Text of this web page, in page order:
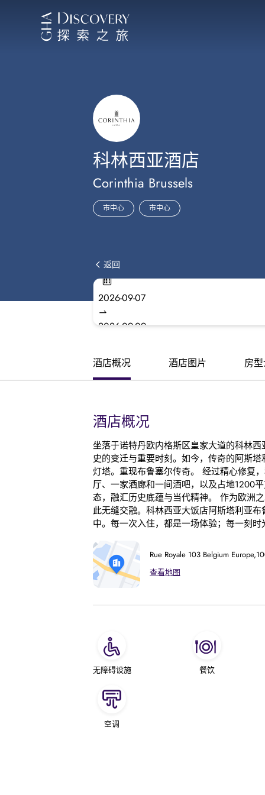
科林西亚酒店
Corinthia Brussels
市中心 市中心
返回
酒店概况 酒店图片 房
酒店概况
坐落于诺特丹欧内格斯区皇家大道的科林
史的变迁与重要时刻。如今，传奇的阿斯
灯塔。重现布鲁塞尔传奇。 经过精心修复
厅、一家酒廊和一间酒吧，以及占地1200
态，融汇历史底蕴与当代精神。 作为欧洲
此无缝交融。科林西亚大饭店阿斯塔利亚
中。每一次入住，都是一场体验；每一刻
Rue Royale 103 Belgium
查看地图
无障碍设施 餐饮
空调